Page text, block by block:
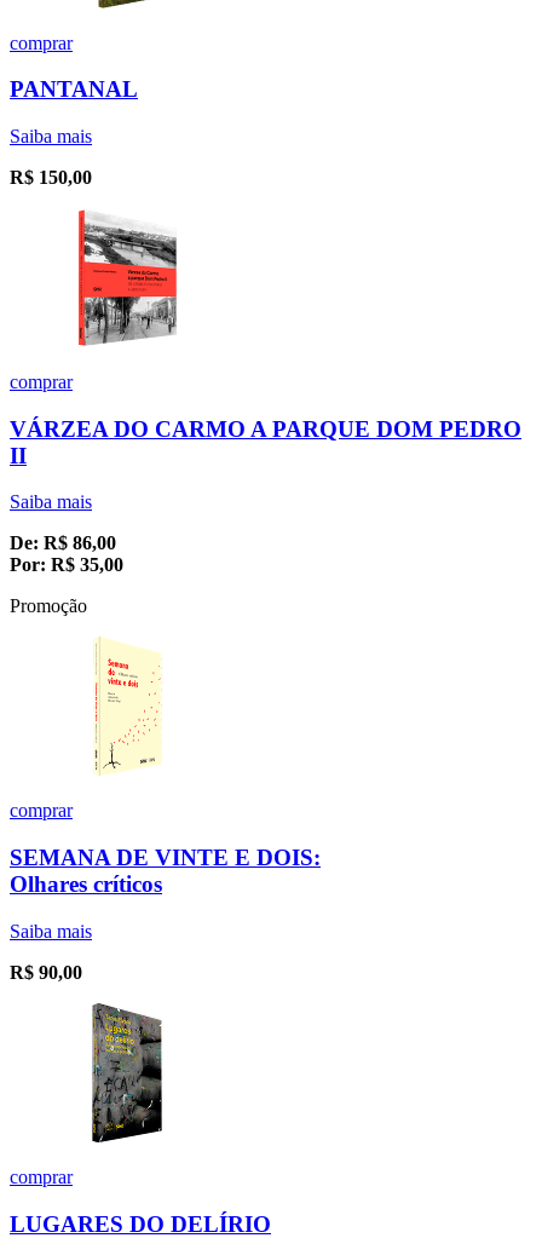
comprar
PANTANAL
Saiba mais
R$ 150,00
comprar
VÁRZEA DO CARMO A PARQUE DOM PEDRO
II
Saiba mais
De: R$ 86,00
Por: R$ 35,00
Promoção
comprar
SEMANA DE VINTE E DOIS:
Olhares críticos
Saiba mais
R$ 90,00
comprar
LUGARES DO DELÍRIO